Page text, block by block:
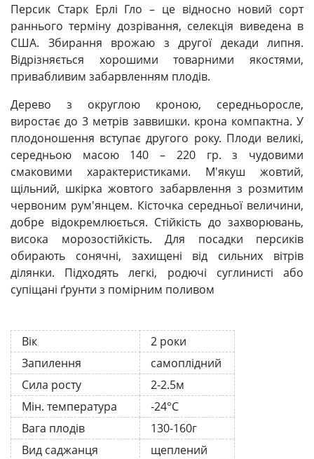
Персик Старк Ерлі Гло – це відносно новий сорт
раннього терміну дозрівання, селекція виведена в
США. Збирання врожаю з другої декади липня.
Відрізняється хорошими товарними якостями,
привабливим забарвленням плодів.
Дерево з округлою кроною, середньоросле,
виростає до 3 метрів заввишки. крона компактна. У
плодоношення вступає другого року. Плоди великі,
середньою масою 140 – 220 гр. з чудовими
смаковими характеристиками. М'якуш жовтий,
щільний, шкірка жовтого забарвлення з розмитим
червоним рум'янцем. Кісточка середньої величини,
добре відокремлюється. Стійкість до захворювань,
висока морозостійкість. Для посадки персиків
обирають сонячні, захищені від сильних вітрів
ділянки. Підходять легкі, родючі суглинисті або
супіщані ґрунти з помірним поливом
Вік
2 роки
Запилення
самоплідний
Сила росту
2-2.5м
Мін. температура
-24°C
Вага плодів
130-160г
Вид саджанця
щеплений